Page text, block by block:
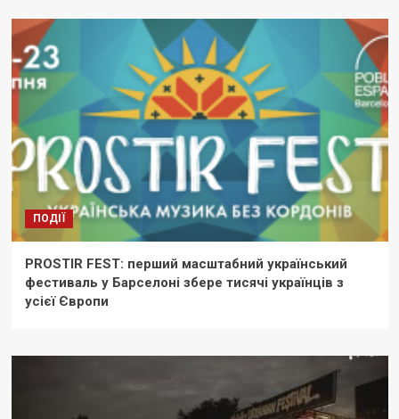
ПОДІЇ
PROSTIR FEST: перший масштабний український
фестиваль у Барселоні збере тисячі українців з
усієї Європи